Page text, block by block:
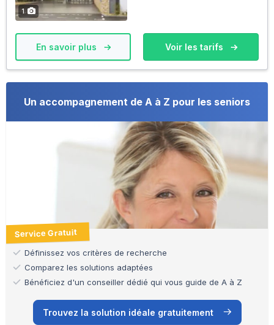
1
En savoir plus Voir les tarifs
Un accompagnement de A à Z pour les seniors
Service Gratuit
Définissez vos critères de recherche
Comparez les solutions adaptées
Bénéficiez d'un conseiller dédié qui vous guide de A à Z
Trouvez la solution idéale gratuitement